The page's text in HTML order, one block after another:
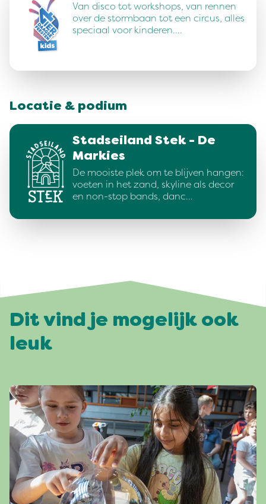
Van disco tot workshops, van rennen
over de stormbaan tot een circus, alles
speciaal voor kinderen.…
Locatie & podium
Stadseiland Stek - De
Markies
De mooiste plek om te blijven hangen:
voeten in het zand, skyline als decor
en non-stop bands, danc…
Dit vind je mogelijk ook
leuk